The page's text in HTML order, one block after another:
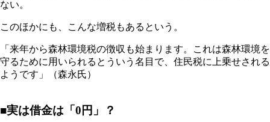
ない。
このほかにも、こんな増税もあるという。
「来年から森林環境税の徴収も始まります。これは森林環境を
守るために用いられるとういう名目で、住民税に上乗せされる
ようです」（森永氏）
■実は借金は「0円」？